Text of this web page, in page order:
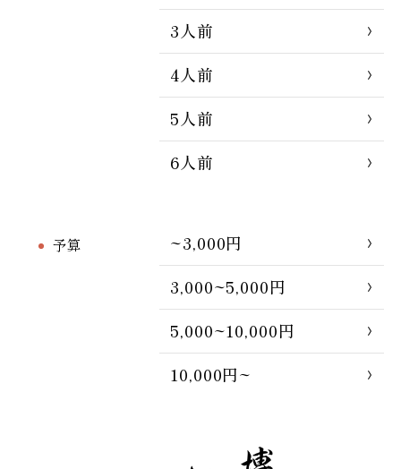
3人前
4人前
5人前
6人前
予算
~3,000円
3,000~5,000円
5,000~10,000円
10,000円~